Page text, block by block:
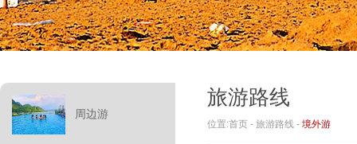
周边游
旅游路线
位置:首页 - 旅游路线 - 境外游